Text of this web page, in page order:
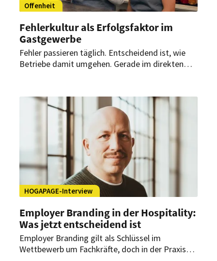
Offenheit
Fehlerkultur als Erfolgsfaktor im
Gastgewerbe
Fehler passieren täglich. Entscheidend ist, wie
Betriebe damit umgehen. Gerade im direkten
Bewertungen aus. Wer offen damit umgeht und
daraus lernt, verschafft sich klare Vorteile im
Wettbewerb um Mitarbeiter und Gäste.
HOGAPAGE-Interview
Employer Branding in der Hospitality:
Was jetzt entscheidend ist
Employer Branding gilt als Schlüssel im
Wettbewerb um Fachkräfte, doch in der Praxis